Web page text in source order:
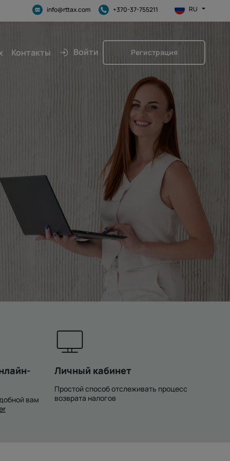
info@rttax.com +370-37-755211 RU
Контакты Войти Регистрация
вам
Личный кабинет
Простой способ отслеживать процесс
возврата налогов